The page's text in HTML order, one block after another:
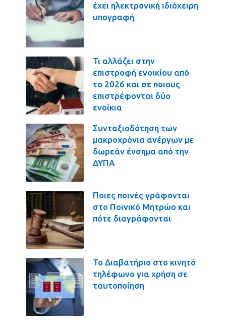
έχει ηλεκτρονική ιδιόχειρη
υπογραφή
Τι αλλάζει στην
επιστροφή ενοικίου από
το 2026 και σε ποιους
επιστρέφονται δύο
ενοίκια
Συνταξιοδότηση των
μακροχρόνια ανέργων με
δωρεάν ένσημα από την
ΔΥΠΑ
Ποιες ποινές γράφονται
στο Ποινικό Μητρώο και
πότε διαγράφονται
Το Διαβατήριο στο κινητό
τηλέφωνο για χρήση σε
ταυτοποίηση